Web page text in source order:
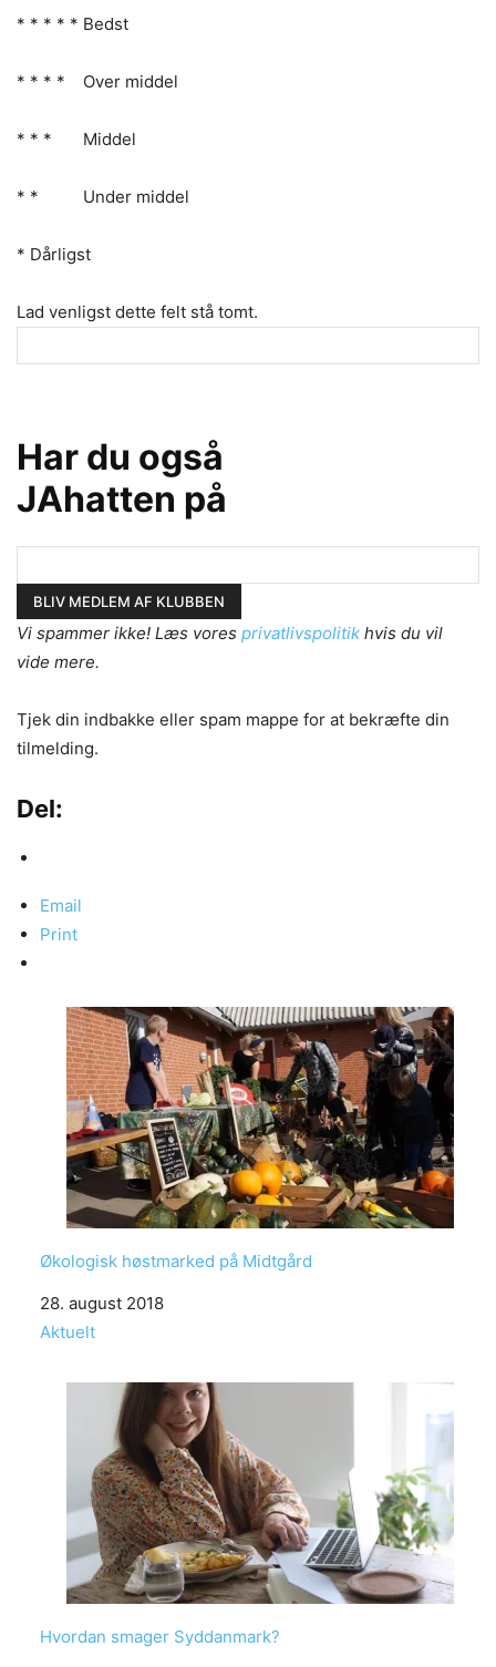
* * * * * Bedst
* * * * Over middel
* * * Middel
* * Under middel
* Dårligst
Lad venligst dette felt stå tomt.
Har du også
JAhatten på
Vi spammer ikke! Læs vores privatlivspolitik hvis du vil
vide mere.
Tjek din indbakke eller spam mappe for at bekræfte din
tilmelding.
Del:
Email
Print
Økologisk høstmarked på Midtgård
Date
28. august 2018
In relation to
Aktuelt
Hvordan smager Syddanmark?